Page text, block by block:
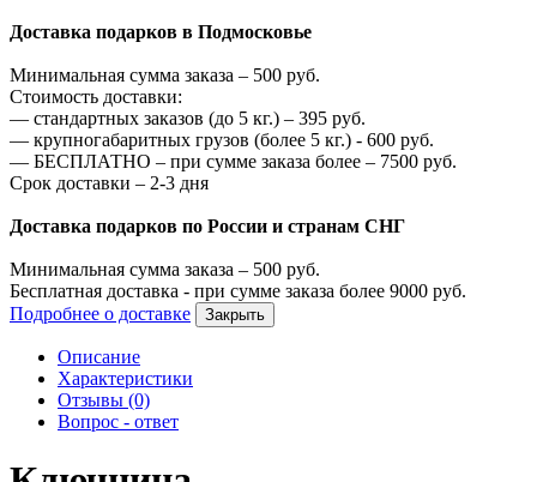
Доставка подарков в Подмосковье
Минимальная сумма заказа – 500 руб.
Стоимость доставки:
— стандартных заказов (до 5 кг.) – 395 руб.
— крупногабаритных грузов (более 5 кг.) - 600 руб.
— БЕСПЛАТНО – при сумме заказа более – 7500 руб.
Срок доставки – 2-3 дня
Доставка подарков по России и странам СНГ
Минимальная сумма заказа – 500 руб.
Бесплатная доставка - при сумме заказа более 9000 руб.
Подробнее о доставке
Закрыть
Описание
Характеристики
Отзывы (0)
Вопрос - ответ